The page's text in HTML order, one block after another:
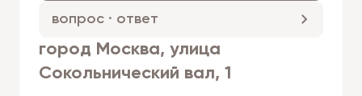
город Москва, улица
Сокольнический вал, 1
вопрос · ответ